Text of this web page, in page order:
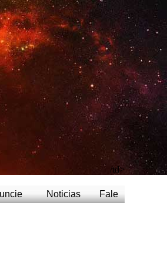
/td>
Noticias Fale